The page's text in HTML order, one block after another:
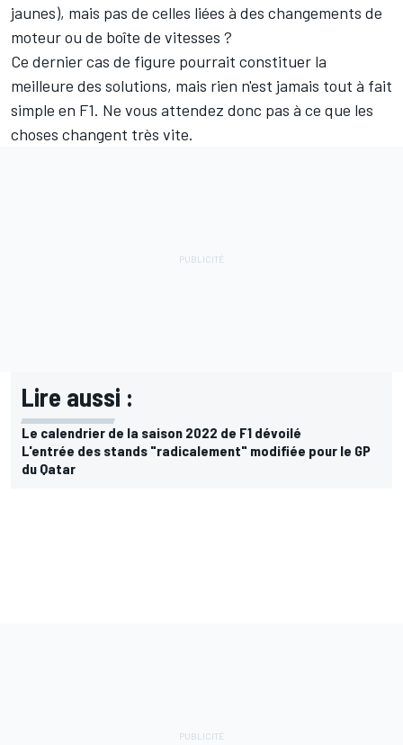
jaunes), mais pas de celles liées à des changements de
moteur ou de boîte de vitesses ?
Ce dernier cas de figure pourrait constituer la
meilleure des solutions, mais rien n'est jamais tout à fait
simple en F1. Ne vous attendez donc pas à ce que les
choses changent très vite.
Lire aussi :
Le calendrier de la saison 2022 de F1 dévoilé
L'entrée des stands "radicalement" modifiée pour le GP
du Qatar